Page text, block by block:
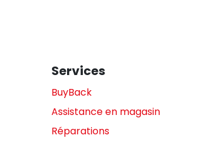
Services
BuyBack
Assistance en magasin
Réparations